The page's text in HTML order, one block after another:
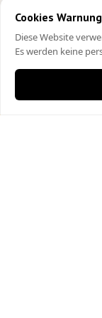
Cookies Warnung
Diese Website
Es werden keine